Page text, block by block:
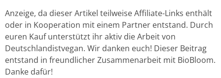
Anzeige, da dieser Artikel teilweise Affiliate-Links enthält
oder in Kooperation mit einem Partner entstand. Durch
euren Kauf unterstützt ihr aktiv die Arbeit von
Deutschlandistvegan. Wir danken euch! Dieser Beitrag
entstand in freundlicher Zusammenarbeit mit BioBloom.
Danke dafür!